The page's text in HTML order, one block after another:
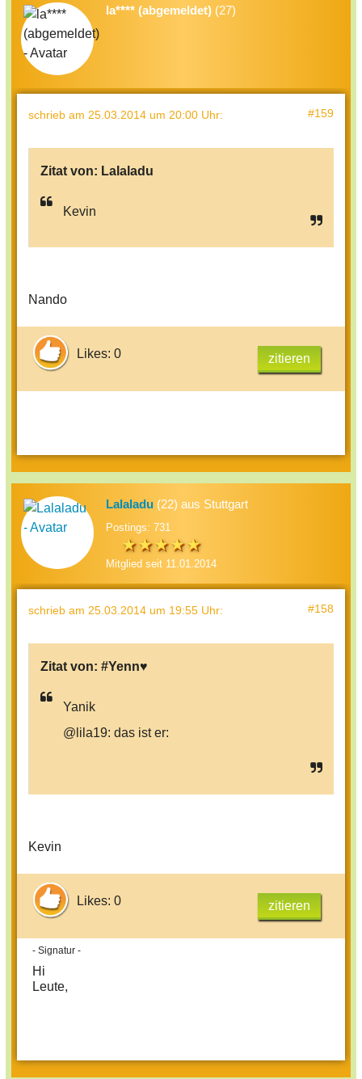
la**** (abgemeldet) (27)
schrieb am 25.03.2014 um 20:00 Uhr: #159
Zitat von: Lalaladu
Kevin
Nando
Likes: 0 zitieren
Lalaladu (22) aus Stuttgart
Postings: 731
Mitglied seit 11.01.2014
schrieb am 25.03.2014 um 19:55 Uhr: #158
Zitat von: #Yenn♥
Yanik
@lila19: das ist er:
Kevin
Likes: 0 zitieren
- Signatur -
Hi
Leute,